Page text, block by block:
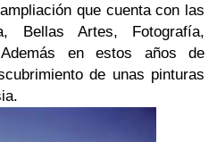
que cuenta con las
Bellas Artes, Fotografía,
en estos años de
de unas pinturas